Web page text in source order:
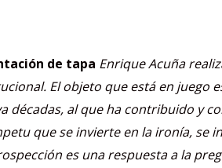
de tapa Enrique Acuña
El objeto que está en juego
décadas, al que ha contribuido y
que se invierte en la ironía, se
es una respuesta a la